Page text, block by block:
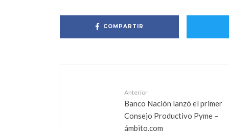
COMPARTIR
Anterior
Banco Nación lanzó el primer
Consejo Productivo Pyme –
ámbito.com